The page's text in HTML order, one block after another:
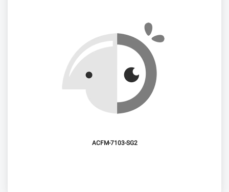
ACFM-7103-SG2